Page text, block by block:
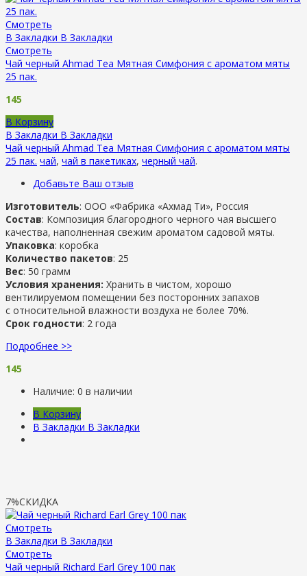
Смотреть
В Закладки В Закладки
Смотреть
Чай черный Ahmad Tea Мятная Симфония с ароматом мяты
25 пак.
145
В Корзину
В Закладки В Закладки
Чай черный Ahmad Tea Мятная Симфония с ароматом мяты
25 пак. чай, чай в пакетиках, черный чай.
Добавьте Ваш отзыв
Изготовитель: ООО «Фабрика «Ахмад Ти», Россия
Состав: Композиция благородного черного чая высшего
качества, наполненная свежим ароматом садовой мяты.
Упаковка: коробка
Количество пакетов: 25
Вес: 50 грамм
Условия хранения: Хранить в чистом, хорошо
вентилируемом помещении без посторонних запахов
с относительной влажности воздуха не более 70%.
Срок годности: 2 года
Подробнее >>
145
Наличие: 0 в наличии
В Корзину
В Закладки В Закладки
7%СКИДКА
Смотреть
В Закладки В Закладки
Смотреть
Чай черный Richard Earl Grey 100 пак